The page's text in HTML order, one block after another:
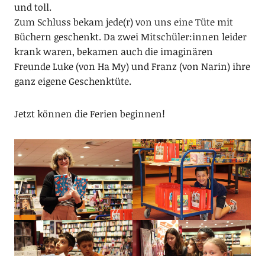
und toll.
Zum Schluss bekam jede(r) von uns eine Tüte mit
Büchern geschenkt. Da zwei Mitschüler:innen leider
krank waren, bekamen auch die imaginären
Freunde Luke (von Ha My) und Franz (von Narin) ihre
ganz eigene Geschenktüte.
Jetzt können die Ferien beginnen!